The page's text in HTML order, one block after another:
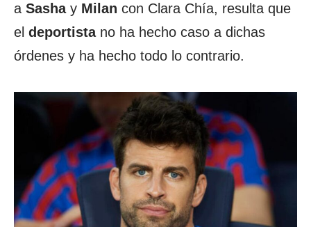
a Sashay Milan con Clara Chía, resulta que
el deportistano ha hecho caso a dichas
órdenes y ha hecho todo lo contrario.